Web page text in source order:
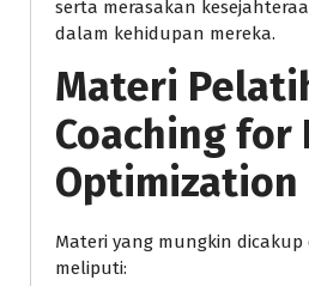
serta merasakan
dalam kehidupan mereka.
Materi
Coaching for
Optimization
Materi yang mungkin
meliputi: